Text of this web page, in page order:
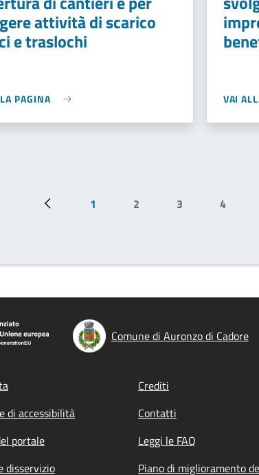
attività di scarico
e traslochi
PAGINA VAI
Pagina precedente
Prima pagina
1
Pagina
2
Pagina
3
Pagina
4
Comune di Auronzo di Cadore
menu Crediti
di accessibilità
Contatti
portale
Leggi le FAQ
disservizio
Piano di miglioramento